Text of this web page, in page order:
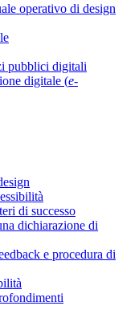
operativo di design
pubblici digitali
digitale (e-
di successo
dichiarazione di
e procedura di